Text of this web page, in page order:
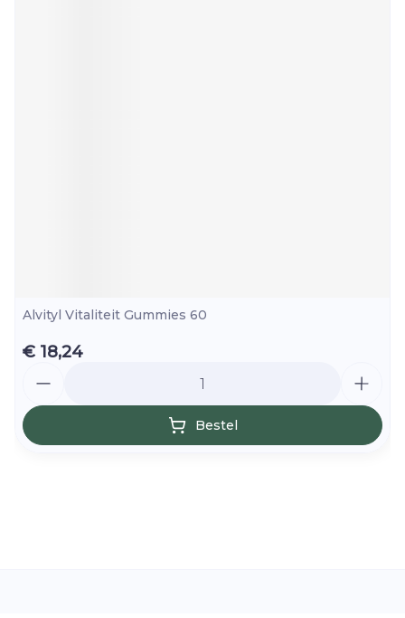
Alvityl Vitaliteit Gummies 60
€ 18,24
Bestel